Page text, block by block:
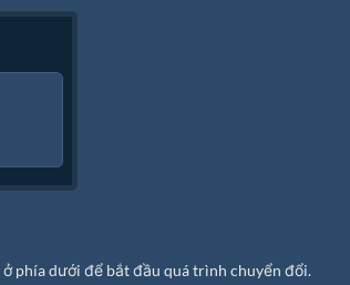
ở phía dưới để bắt đầu quá trình chuyển đổi.